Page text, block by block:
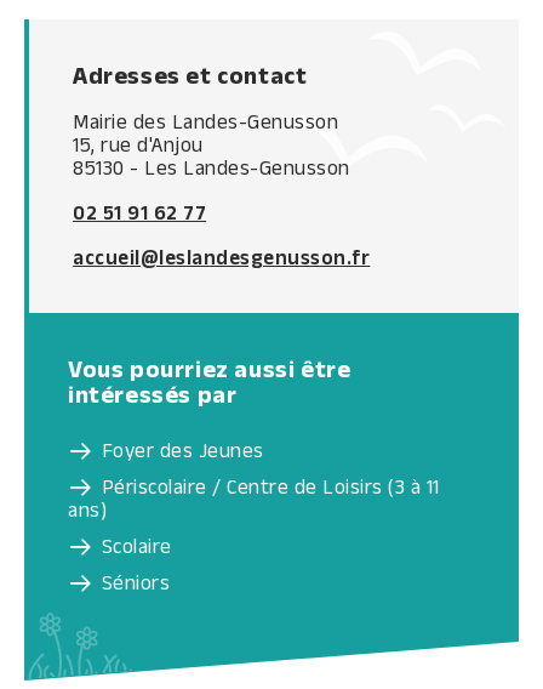
Adresses et contact
Mairie des Landes-Genusson
15, rue d'Anjou
85130 - Les Landes-Genusson
02 51 91 62 77
accueil@leslandesgenusson.fr
Vous pourriez aussi être
intéressés par
Foyer des Jeunes
Périscolaire / Centre de Loisirs (3 à 11
ans)
Scolaire
Séniors